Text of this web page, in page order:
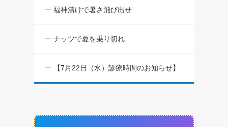
福神漬けで暑さ飛び出せ
ナッツで夏を乗り切れ
【7月22日（水）診療時間のお知らせ】